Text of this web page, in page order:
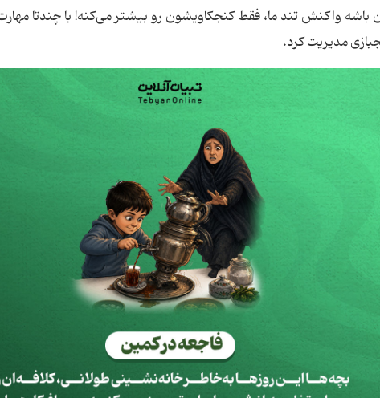
باشه واکنش تند ما، فقط کنجکاویشون رو بیشتر می‌کنه! با چندتا
مدیریت کرد.